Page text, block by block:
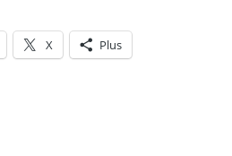
X Plus